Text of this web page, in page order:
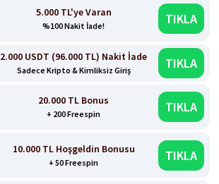
5.000 TL'ye Varan
%100 Nakit İade! TIKLA
2.000 USDT (96.000 TL) Nakit İade
Sadece Kripto & Kimliksiz Giriş TIKLA
20.000 TL Bonus
+ 200 Freespin TIKLA
10.000 TL Hoşgeldin Bonusu
+ 50 Freespin TIKLA